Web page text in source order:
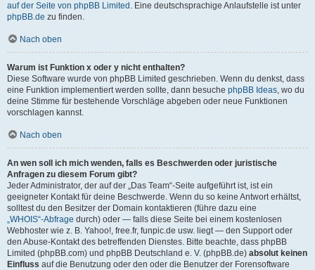
auf der Seite von phpBB Limited . Eine deutschsprachige Anlaufstelle ist unter
phpBB.de zu finden.
Nach oben
Warum ist Funktion x oder y nicht enthalten?
Diese Software wurde von phpBB Limited geschrieben. Wenn du denkst, dass
eine Funktion implementiert werden sollte, dann besuche phpBB Ideas, wo du
deine Stimme für bestehende Vorschläge abgeben oder neue Funktionen
vorschlagen kannst.
Nach oben
An wen soll ich mich wenden, falls es Beschwerden oder juristische
Anfragen zu diesem Forum gibt?
Jeder Administrator, der auf der „Das Team“-Seite aufgeführt ist, ist ein
geeigneter Kontakt für deine Beschwerde. Wenn du so keine Antwort erhältst,
solltest du den Besitzer der Domain kontaktieren (führe dazu eine
„WHOIS“-Abfrage durch) oder — falls diese Seite bei einem kostenlosen
Webhoster wie z. B. Yahoo!, free.fr, funpic.de usw. liegt — den Support oder
den Abuse-Kontakt des betreffenden Dienstes. Bitte beachte, dass phpBB
Limited (phpBB.com) und phpBB Deutschland e. V. (phpBB.de) absolut keinen
Einfluss auf die Benutzung oder den oder die Benutzer der Forensoftware